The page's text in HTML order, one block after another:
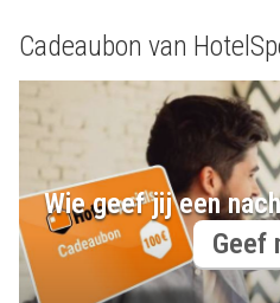
Cadeaubon van
Wie geef jij een
Geef